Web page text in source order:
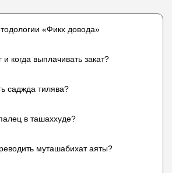
«Фикх довода»
и когда выплачивать закат?
саджда тилява?
в ташаххуде?
муташабихат аяты?